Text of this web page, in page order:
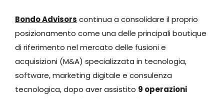
Bondo Advisors continua a consolidare il proprio
posizionamento come una delle principali boutique
di riferimento nel mercato delle fusioni e
acquisizioni (M&A) specializzata in tecnologia,
software, marketing digitale e consulenza
tecnologica, dopo aver assistito 9 operazioni